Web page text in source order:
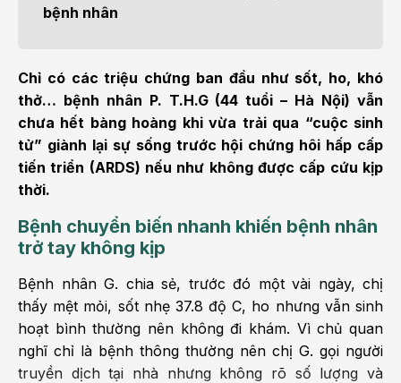
bệnh nhân
Chỉ có các triệu chứng ban đầu như sốt, ho, khó
thở… bệnh nhân P. T.H.G (44 tuổi – Hà Nội) vẫn
chưa hết bàng hoàng khi vừa trải qua “cuộc sinh
tử” giành lại sự sống trước hội chứng hôi hấp cấp
tiến triển (ARDS) nếu như không được cấp cứu kịp
thời.
Bệnh chuyển biến nhanh khiến bệnh nhân
trở tay không kịp
Bệnh nhân G. chia sẻ, trước đó một vài ngày, chị
thấy mệt mỏi, sốt nhẹ 37.8 độ C, ho nhưng vẫn sinh
hoạt bình thường nên không đi khám. Vì chủ quan
nghĩ chỉ là bệnh thông thường nên chị G. gọi người
truyền dịch tại nhà nhưng không rõ số lượng và